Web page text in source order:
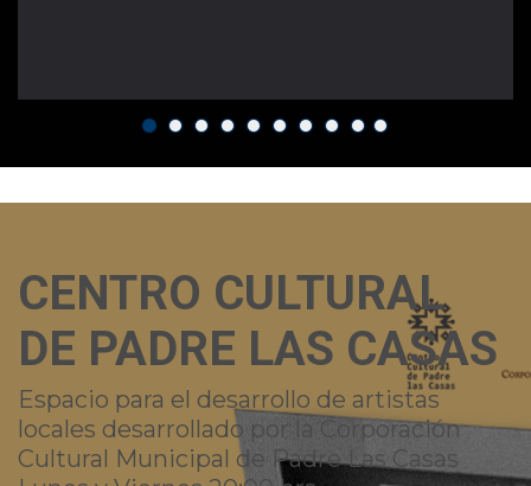
CENTRO CULTURAL
DE PADRE LAS CASAS
Espacio para el desarrollo de artistas
locales desarrollado por la Corporación
Cultural Municipal de Padre Las Casas